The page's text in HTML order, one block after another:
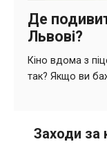
Заходи за